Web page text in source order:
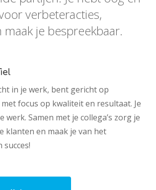
verbeteracties,
maak je bespreekbaar.
in je werk, bent gericht op
focus op kwaliteit en resultaat. Je
werk. Samen met je collega’s zorg je
klanten en maak je van het